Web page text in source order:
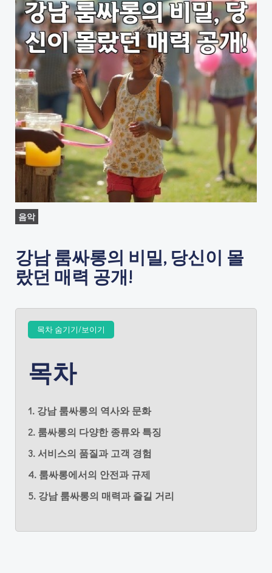
음악
강남 룸싸롱의 비밀, 당신이 몰
랐던 매력 공개!
목차 숨기기/보이기
목차
1. 강남 룸싸롱의 역사와 문화
2. 룸싸롱의 다양한 종류와 특징
3. 서비스의 품질과 고객 경험
4. 룸싸롱에서의 안전과 규제
5. 강남 룸싸롱의 매력과 즐길 거리